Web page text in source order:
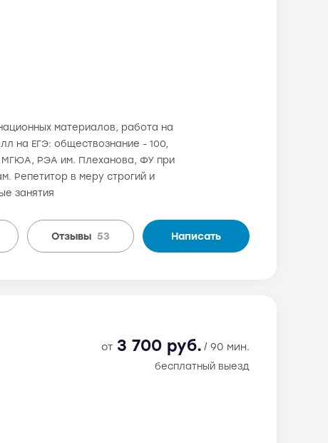
материалов, работа на
на ЕГЭ: обществознание - 100,
МГЮА, РЭА им. Плеханова, ФУ при
Репетитор в меру строгий и
занятия
Отзывы 53 Написать
от 3 700 руб. / 90 мин.
бесплатный выезд